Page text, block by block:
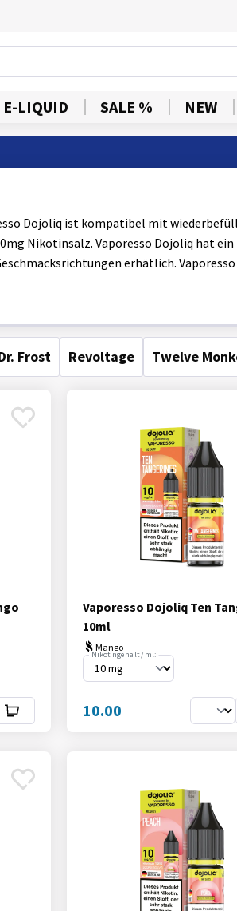
E-LIQUID SALE % NEW
Dojoliq ist kompatibel mit
Nikotinsalz. Vaporesso Dojoliq hat
erhätlich.
Frost Revoltage Twelve
Vaporesso Dojoliq Ten
10ml
Mango
Nikotingehalt / ml:
10.00